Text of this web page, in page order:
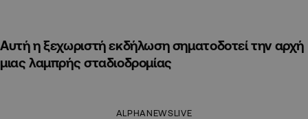
Αυτή η ξεχωριστή εκδήλωση σηματοδοτεί την αρχή
μιας λαμπρής σταδιοδρομίας
ALPHANEWSLIVE